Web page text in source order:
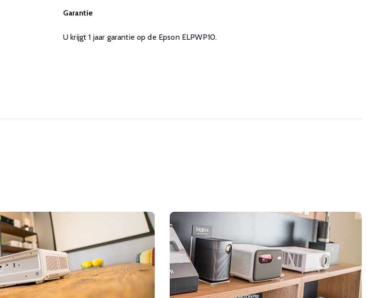
Garantie
U krijgt 1 jaar garantie op de Epson ELPWP10.